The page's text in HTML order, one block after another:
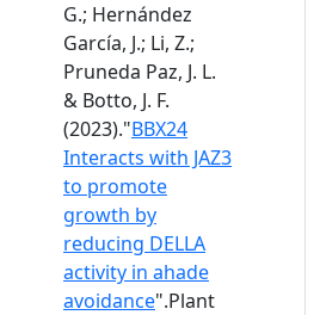
G.; Hernández
García, J.; Li, Z.;
Pruneda Paz, J. L.
& Botto, J. F.
(2023)."BBX24
Interacts with JAZ3
to promote
growth by
reducing DELLA
activity in ahade
avoidance".Plant